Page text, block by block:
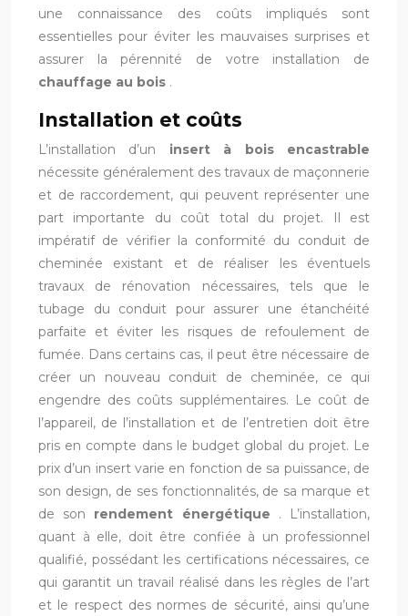
une connaissance des coûts impliqués sont
essentielles pour éviter les mauvaises surprises et
assurer la pérennité de votre installation de
chauffage au bois .
Installation et coûts
L’installation d’un insert à bois encastrable
nécessite généralement des travaux de maçonnerie
et de raccordement, qui peuvent représenter une
part importante du coût total du projet. Il est
impératif de vérifier la conformité du conduit de
cheminée existant et de réaliser les éventuels
travaux de rénovation nécessaires, tels que le
tubage du conduit pour assurer une étanchéité
parfaite et éviter les risques de refoulement de
fumée. Dans certains cas, il peut être nécessaire de
créer un nouveau conduit de cheminée, ce qui
engendre des coûts supplémentaires. Le coût de
l’appareil, de l’installation et de l’entretien doit être
pris en compte dans le budget global du projet. Le
prix d’un insert varie en fonction de sa puissance, de
son design, de ses fonctionnalités, de sa marque et
de son rendement énergétique . L’installation,
quant à elle, doit être confiée à un professionnel
qualifié, possédant les certifications nécessaires, ce
qui garantit un travail réalisé dans les règles de l’art
et le respect des normes de sécurité, ainsi qu’une